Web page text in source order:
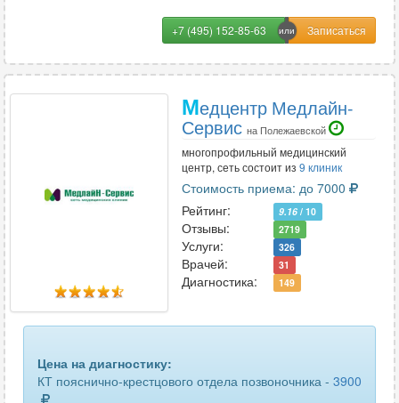
+7 (495) 152-85-63
Медцентр Медлайн-
Сервис на Полежаевской
многопрофильный медицинский
центр, сеть состоит из 9 клиник
Стоимость приема: до 7000
Рейтинг:
9.16 / 10
Отзывы: 2719
Услуги: 326
Врачей: 31
Диагностика: 149
Цена на диагностику:
КТ пояснично-крестцового отдела позвоночника - 3900